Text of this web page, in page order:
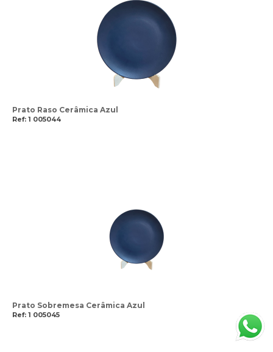
Prato Raso Cerâmica Azul
Ref: 1 005044
Prato Sobremesa Cerâmica Azul
Ref: 1 005045